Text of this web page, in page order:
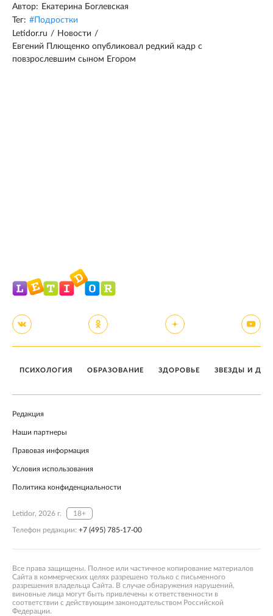
Автор: Екатерина Боглевская
Тег: #Подростки
Letidor.ru / Новости /
Евгений Плющенко опубликовал редкий кадр с
повзрослевшим сыном Егором
ПСИХОЛОГИЯ ОБРАЗОВАНИЕ ЗДОРОВЬЕ ЗВЕЗДЫ И
Редакция
Наши партнеры
Правовая информация
Условия использования
Политика конфиденциальности
Letidor, 2026 г. 18+
Телефон редакции: +7 (495) 785-17-00
Все права защищены. Полное или частичное копирование материалов
Сайта в коммерческих целях разрешено только с письменного
разрешения владельца Сайта. В случае обнаружения нарушений,
виновные лица могут быть привлечены к ответственности в
соответствии с действующим законодательством Российской
Федерации.